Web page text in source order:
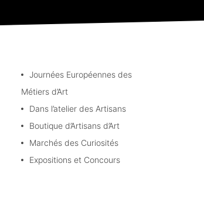
Journées Européennes des
Métiers d’Art
Dans l’atelier des Artisans
Boutique d’Artisans d’Art
Marchés des Curiosités
Expositions et Concours